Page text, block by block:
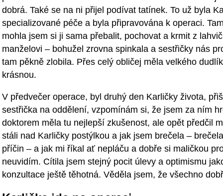
dobrá. Také se na ni přijel podívat tatínek. To už byla
specializované péče a byla připravována k operaci.
mohla jsem si ji sama přebalit, pochovat a krmit z
manželovi – bohužel zrovna spinkala a sestřičky nás
tam pěkně zlobila. Přes celý obličej měla velkého
krásnou.
V předvečer operace, byl druhý den Karličky života,
sestřička na oddělení, vzpomínám si, že jsem za ním
doktorem měla tu nejlepší zkušenost, ale opět předčil
stáli nad Karličky postýlkou a jak jsem brečela –
příčin – a jak mi říkal ať nepláču a dobře si maličkou
neuvidím. Cítila jsem stejný pocit úlevy a optimismu
konzultace ještě těhotná. Věděla jsem, že všechno